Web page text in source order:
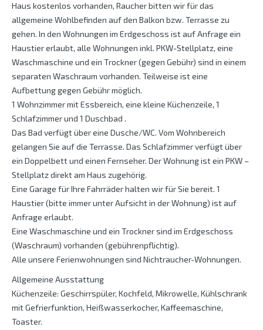
Haus kostenlos vorhanden, Raucher bitten wir für das
allgemeine Wohlbefinden auf den Balkon bzw. Terrasse zu
gehen. In den Wohnungen im Erdgeschoss ist auf Anfrage ein
Haustier erlaubt, alle Wohnungen inkl. PKW-Stellplatz, eine
Waschmaschine und ein Trockner (gegen Gebühr) sind in einem
separaten Waschraum vorhanden. Teilweise ist eine
Aufbettung gegen Gebühr möglich.
1 Wohnzimmer mit Essbereich, eine kleine Küchenzeile, 1
Schlafzimmer und 1 Duschbad .
Das Bad verfügt über eine Dusche/WC. Vom Wohnbereich
gelangen Sie auf die Terrasse. Das Schlafzimmer verfügt über
ein Doppelbett und einen Fernseher. Der Wohnung ist ein PKW –
Stellplatz direkt am Haus zugehörig.
Eine Garage für Ihre Fahrräder halten wir für Sie bereit. 1
Haustier (bitte immer unter Aufsicht in der Wohnung) ist auf
Anfrage erlaubt.
Eine Waschmaschine und ein Trockner sind im Erdgeschoss
(Waschraum) vorhanden (gebührenpflichtig).
Alle unsere Ferienwohnungen sind Nichtraucher-Wohnungen.
Allgemeine Ausstattung
Küchenzeile: Geschirrspüler, Kochfeld, Mikrowelle, Kühlschrank
mit Gefrierfunktion, Heißwasserkocher, Kaffeemaschine,
Toaster.